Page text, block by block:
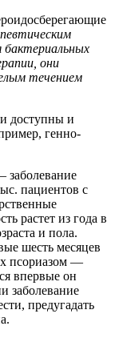
бактериальных
они
течением
доступны и
генно-
заболевание
пациентов с
растет из года в
и пола.
шесть месяцев
псориазом —
впервые он
заболевание
предугадать